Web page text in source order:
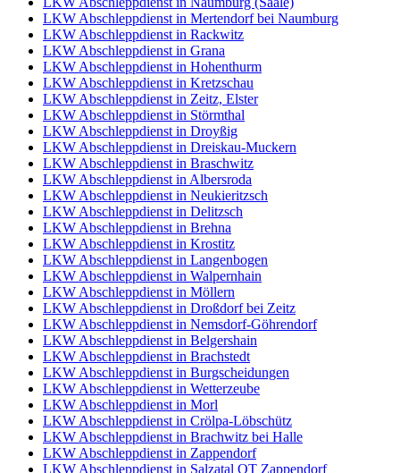
LKW Abschleppdienst in Mertendorf bei Naumburg
LKW Abschleppdienst in Rackwitz
LKW Abschleppdienst in Grana
LKW Abschleppdienst in Hohenthurm
LKW Abschleppdienst in Kretzschau
LKW Abschleppdienst in Zeitz, Elster
LKW Abschleppdienst in Störmthal
LKW Abschleppdienst in Droyßig
LKW Abschleppdienst in Dreiskau-Muckern
LKW Abschleppdienst in Braschwitz
LKW Abschleppdienst in Albersroda
LKW Abschleppdienst in Neukieritzsch
LKW Abschleppdienst in Delitzsch
LKW Abschleppdienst in Brehna
LKW Abschleppdienst in Krostitz
LKW Abschleppdienst in Langenbogen
LKW Abschleppdienst in Walpernhain
LKW Abschleppdienst in Möllern
LKW Abschleppdienst in Droßdorf bei Zeitz
LKW Abschleppdienst in Nemsdorf-Göhrendorf
LKW Abschleppdienst in Belgershain
LKW Abschleppdienst in Brachstedt
LKW Abschleppdienst in Burgscheidungen
LKW Abschleppdienst in Wetterzeube
LKW Abschleppdienst in Morl
LKW Abschleppdienst in Crölpa-Löbschütz
LKW Abschleppdienst in Brachwitz bei Halle
LKW Abschleppdienst in Zappendorf
LKW Abschleppdienst in Salzatal OT Zappendorf